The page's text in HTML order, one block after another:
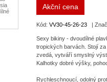
Akční cena
Kód: VV30-45-26-23 |
Sexy bikiny - dvoudílné
tropických barvách. Stojí
zvedá, vytváří smyslný
Kalhotky dobré výšky,
Rychleschnoucí, odolný